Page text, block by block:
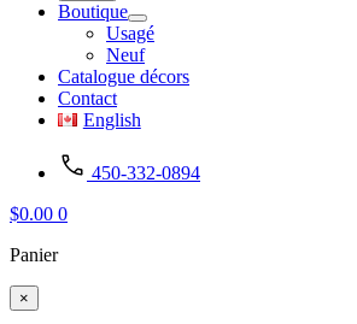
Boutique
Usagé
Neuf
Catalogue décors
Contact
English
450-332-0894
$0.00 0
Panier
×